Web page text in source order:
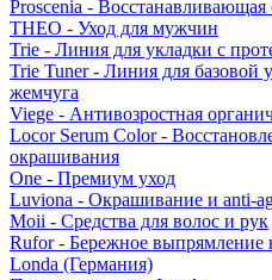
Proscenia -
THEO - Уход для мужчин
Trie - Линия для укладки с
Trie Tuner - Линия для базовой
жемчуга
Viege - Антивозростная
Locor Serum Color -
окрашивания
One - Премиум уход
Luviona - Окрашивание и anti-
Moii - Средства для волос и рук
Rufor - Бережное выпрямление
Londa (Германия)